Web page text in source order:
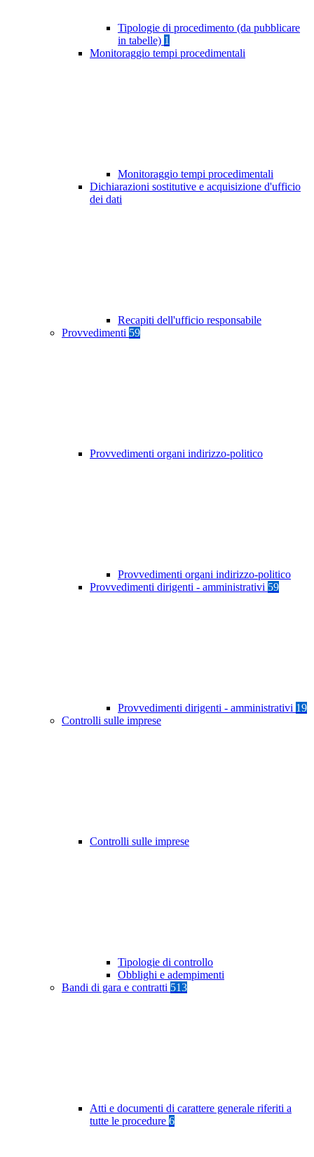
Tipologie di procedimento (da pubblicare
in tabelle) 1
Monitoraggio tempi procedimentali
Monitoraggio tempi procedimentali
Dichiarazioni sostitutive e acquisizione d'ufficio
dei dati
Recapiti dell'ufficio responsabile
Provvedimenti 59
Provvedimenti organi indirizzo-politico
Provvedimenti organi indirizzo-politico
Provvedimenti dirigenti - amministrativi 59
Provvedimenti dirigenti - amministrativi 19
Controlli sulle imprese
Controlli sulle imprese
Tipologie di controllo
Obblighi e adempimenti
Bandi di gara e contratti 513
Atti e documenti di carattere generale riferiti a
tutte le procedure 6